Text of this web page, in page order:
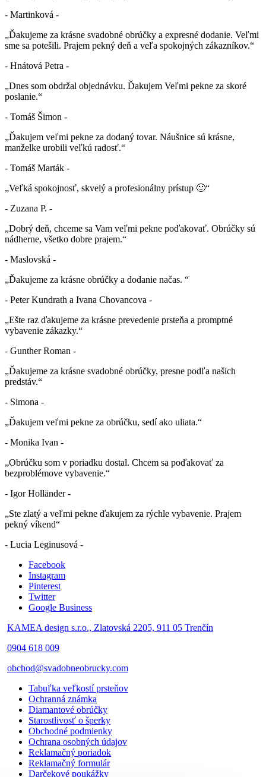
- Martinková -
„Ďakujeme za krásne svadobné obrúčky a expresné dodanie. Veľmi
sme sa potešili. Prajem pekný deň a veľa spokojných zákazníkov.“
- Hnátová Petra -
„Dnes som obdržal objednávku. Ďakujem Veľmi pekne za skoré
poslanie.“
- Tomáš Šimon -
„Ďakujem veľmi pekne za dodaný tovar. Náušnice sú krásne,
manželke urobili veľkú radosť.“
- Tomáš Marták -
„Veľká spokojnosť, skvelý a profesionálny prístup 🙂“
- Zuzana P. -
„Dobrý deň, chceme sa Vam veľmi pekne poďakovať. Obrúčky sú
nádherne, všetko dobre prajem.“
- Maslovská -
„Ďakujeme za krásne obrúčky a dodanie načas. “
- Peter Kundrath a Ivana Chovancova -
„Ešte raz ďakujeme za krásne prevedenie prsteňa a promptné
vybavenie zákazky.“
- Gunther Roman -
„Ďakujeme za krásne svadobné obrúčky, presne podľa našich
predstáv.“
- Simona -
„Ďakujem veľmi pekne za obrúčku, sedí ako uliata.“
- Monika Ivan -
„Obrúčku som v poriadku dostal. Chcem sa poďakovať za
bezproblémove vybavenie.“
- Igor Holländer -
„Ste zlatý a veľmi pekne ďakujem za rýchle vybavenie. Prajem
pekný víkend“
- Lucia Leginusová -
Facebook
Instagram
Pinterest
Twitter
Google Business
KAMEA design s.r.o., Zlatovská 2205, 911 05 Trenčín
0904 618 009
obchod@svadobneobrucky.com
Tabuľka veľkostí prsteňov
Ochranná známka
Diamantové obrúčky
Starostlivosť o šperky
Obchodné podmienky
Ochrana osobných údajov
Reklamačný poriadok
Reklamačný formulár
Darčekové poukážky